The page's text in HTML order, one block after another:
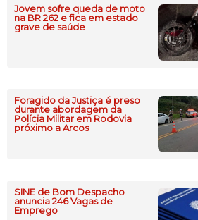
Jovem sofre queda de moto
na BR 262 e fica em estado
grave de saúde
Foragido da Justiça é preso
durante abordagem da
Polícia Militar em Rodovia
próximo a Arcos
SINE de Bom Despacho
anuncia 246 Vagas de
Emprego